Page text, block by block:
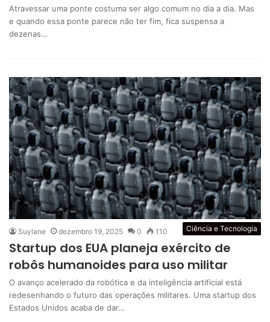
Atravessar uma ponte costuma ser algo comum no dia a dia. Mas
e quando essa ponte parece não ter fim, fica suspensa a
dezenas…
Ciência e Tecnologia
Suylane dezembro 19, 2025 0 110
Startup dos EUA planeja exército de
robôs humanoides para uso militar
O avanço acelerado da robótica e da inteligência artificial está
redesenhando o futuro das operações militares. Uma startup dos
Estados Unidos acaba de dar…